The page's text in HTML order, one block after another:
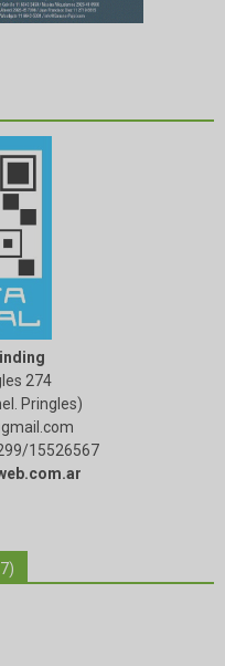
274
Pringles)
15526567